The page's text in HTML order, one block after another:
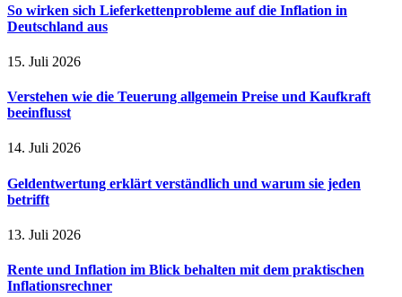
So wirken sich Lieferkettenprobleme auf die Inflation in
Deutschland aus
15. Juli 2026
Verstehen wie die Teuerung allgemein Preise und Kaufkraft
beeinflusst
14. Juli 2026
Geldentwertung erklärt verständlich und warum sie jeden
betrifft
13. Juli 2026
Rente und Inflation im Blick behalten mit dem praktischen
Inflationsrechner